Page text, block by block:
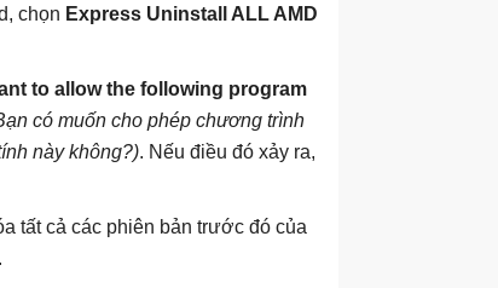
chọn Express Uninstall ALL AMD
to allow the following program
có muốn cho phép chương trình
này không?). Nếu điều đó xảy ra,
tất cả các phiên bản trước đó của